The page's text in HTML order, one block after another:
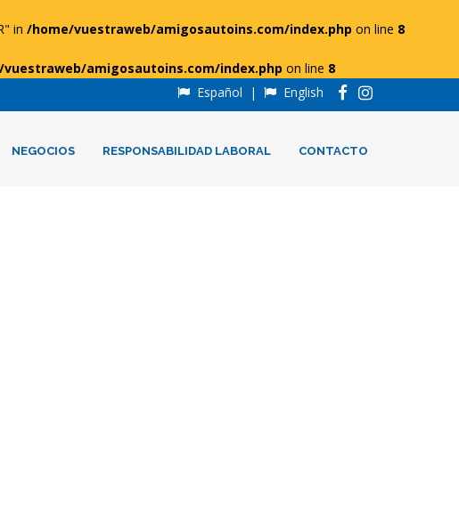
in /home/vuestraweb/amigosautoins.com/index.php on line 8
amigosautoins.com/index.php on line 8
Español | English
NEGOCIOS RESPONSABILIDAD LABORAL CONTACTO